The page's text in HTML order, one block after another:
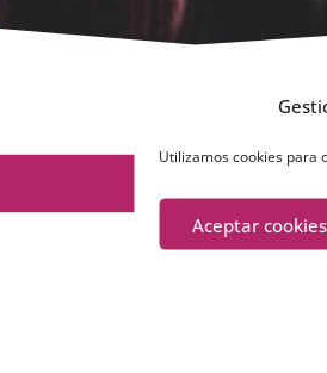
Utilizamos cookies para
Aceptar cookies